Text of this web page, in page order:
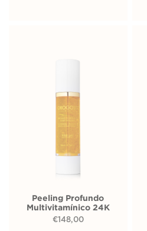
Peeling Profundo
Multivitamínico 24K
€148,00